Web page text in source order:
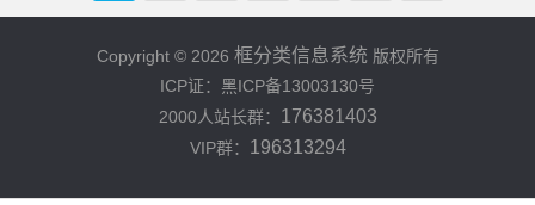
Copyright © 2026 框分类信息系统版权所有
ICP证：黑ICP备13003130号
2000人站长群： 176381403
VIP群： 196313294